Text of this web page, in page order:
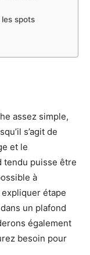
spots
assez simple,
s’agit de
et le
tendu puisse être
à
étape
un plafond
également
besoin pour